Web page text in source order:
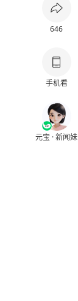
646
手机看
元宝 · 新闻妹